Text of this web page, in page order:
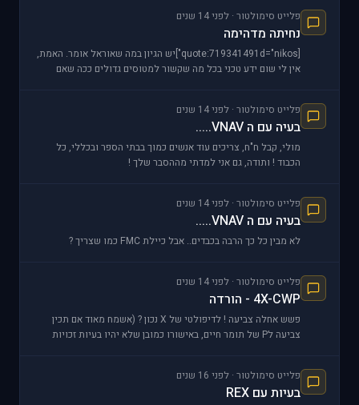
פלייט סימולטור · לפני 14 שנים
נחיתה מדהימה
[quote:719341491d="nikos"]יש הגיון במה שאוראל אומר. האמת,
אין לי שום ידע טכני בכל מה שקשור למטוסים גדולים ככה שאם
פלייט סימולטור · לפני 14 שנים
בעיה עם ה VNAV.....
מולי, קבל ח"ח, צריכים עוד אנשים כמוך בבתי הספר ובכללי, כל
הכבוד ! ותודה, גם אני למדתי מההסבר שלך !
פלייט סימולטור · לפני 14 שנים
בעיה עם ה VNAV.....
לא מבין כל כך הרבה בכבדים.. אבל כיילת FMC כמו שצריך ?
פלייט סימולטור · לפני 14 שנים
4X-CWP - הורדה
פשש אחלה צביעה ! לדיפולטי של X נכון ? (אשמח מאוד אם תכין
צביעה לP של תומר חיים, באישורו כמובן שלא יהיו בעיות זכויות
פלייט סימולטור · לפני 16 שנים
בעיות עם REX